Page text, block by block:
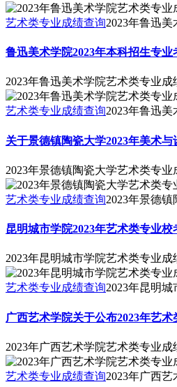
艺术类专业成绩查询2023年鲁迅
鲁迅美术学院2023年本科招生专
2023年鲁迅美术学院艺术类专业
艺术类专业成绩查询2023年鲁迅
关于景德镇陶瓷大学2023年美术
2023年景德镇陶瓷大学艺术类专
艺术类专业成绩查询2023年景德
昆明城市学院2023年艺术类专业
2023年昆明城市学院艺术类专业
艺术类专业成绩查询2023年昆明
广西艺术学院关于公布2023年艺
2023年广西艺术学院艺术类专业
艺术类专业成绩查询2023年广西